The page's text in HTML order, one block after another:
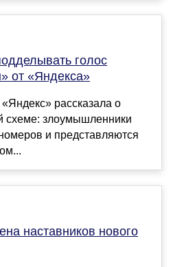
голос
от «Яндекса»
рассказала о
схеме: злоумышленники
и представляются
наставников нового